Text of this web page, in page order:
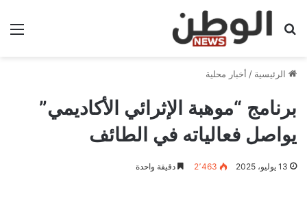
بحث عن
الرئيسية / أخبار محلية
برنامج “موهبة الإثرائي الأكاديمي”
يواصل فعالياته في الطائف
13 يوليو، 2025 2٬463 دقيقة واحدة